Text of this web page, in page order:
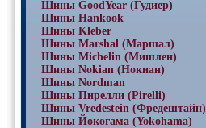
Шины GoodYear (Гудиер)
Шины Hankook
Шины Kleber
Шины Marshal (Маршал)
Шины Michelin (Мишлен)
Шины Nokian (Нокиан)
Шины Nordman
Шины Пирелли (Pirelli)
Шины Vredestein (Фредештайн)
Шины Йокогама (Yokohama)